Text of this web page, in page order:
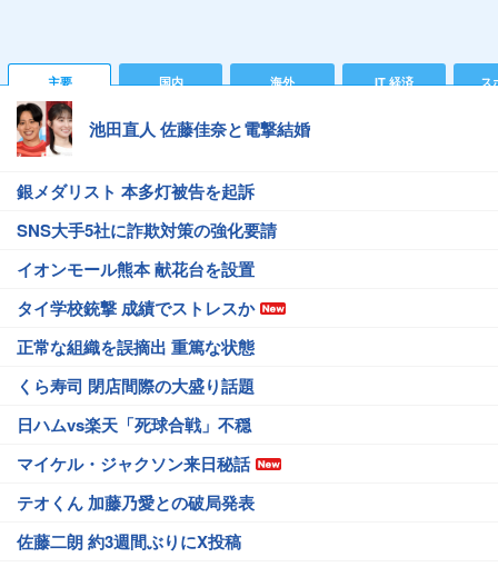
主要 国内 海外 IT 経済 ス
池田直人 佐藤佳奈と電撃結婚
銀メダリスト 本多灯被告を起訴
SNS大手5社に詐欺対策の強化要請
イオンモール熊本 献花台を設置
タイ学校銃撃 成績でストレスか
正常な組織を誤摘出 重篤な状態
くら寿司 閉店間際の大盛り話題
日ハムvs楽天「死球合戦」不穏
マイケル・ジャクソン来日秘話
テオくん 加藤乃愛との破局発表
佐藤二朗 約3週間ぶりにX投稿